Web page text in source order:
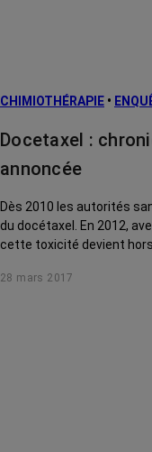
CHIMIOTHÉRAPIE •
Docetaxel :
annoncée
Dès 2010 les autorités
du docétaxel. En 2012,
cette toxicité devient
28 mars 2017